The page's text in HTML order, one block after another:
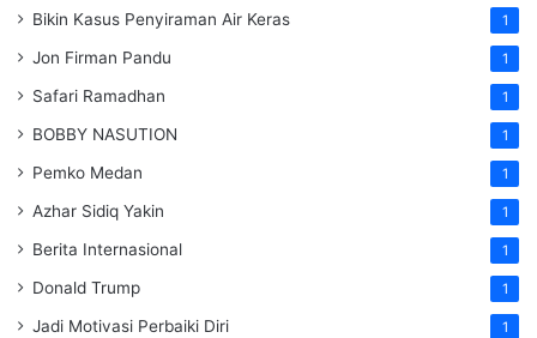
Bikin Kasus Penyiraman Air Keras 1
Jon Firman Pandu 1
Safari Ramadhan 1
BOBBY NASUTION 1
Pemko Medan 1
Azhar Sidiq Yakin 1
Berita Internasional 1
Donald Trump 1
Jadi Motivasi Perbaiki Diri 1